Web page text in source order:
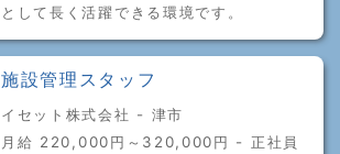
として長く活躍できる環境です。
施設管理スタッフ
イセット株式会社 - 津市
月給 220,000円～320,000円 - 正社員